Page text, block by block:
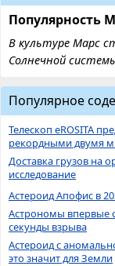
Популярность
В культуре Марс
Солнечной
Популярное
Телескоп eROSITA
рекордными двумя
Доставка грузов на
исследование
Астероид Апофис в
Астрономы впервые
секунды взрыва
Астероид с
это значит для Земли